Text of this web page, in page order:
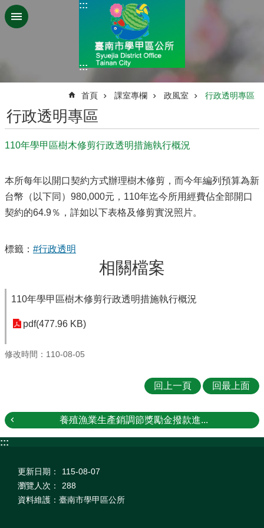
跳到主要內容區塊
:::
:::
首頁 課室專欄 政風室 行政透明專區
行政透明專區
110年學甲區樹木修剪行政透明措施執行概況
本所每年以開口契約方式辦理樹木修剪，而今年編列預算為新
台幣（以下同）980,000元，110年迄今所用經費佔全部開口
契約的64.9％，詳如以下表格及修剪實況照片。
標籤： #行政透明
相關檔案
110年學甲區樹木修剪行政透明措施執行概況
pdf(477.96 KB)
修改時間：110-08-05
回上一頁 回最上面
養殖漁業生產銷調節獎勵金撥款進...
:::
更新日期：
115-08-07
瀏覽人次：
288
資料維護：臺南市學甲區公所